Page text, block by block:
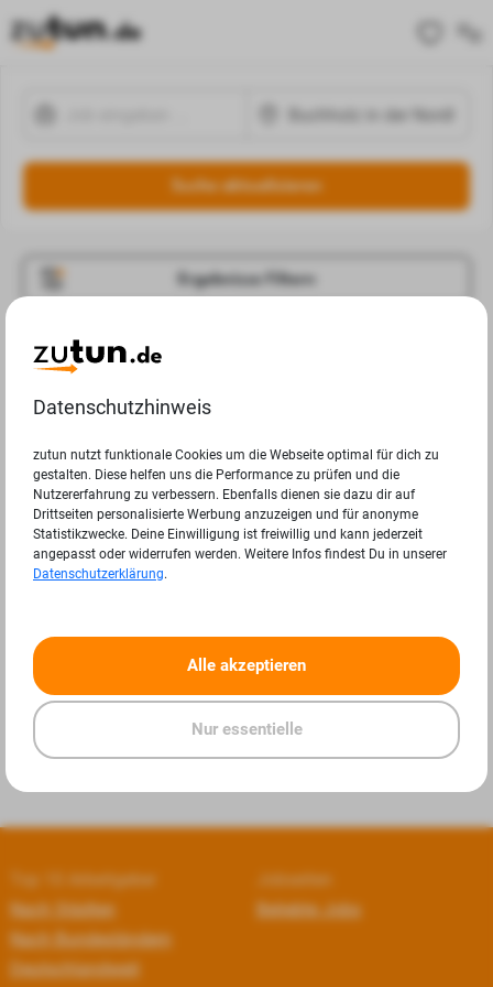
Suche aktualisieren
Ergebnisse Filtern
Jobangebote
leider keine Ergebnisse.
« »
Top 10 Arbeitgeber
Nach Städten
Nach Bundesländern
Deutschlandweit
Jobseiten
Beliebte Jobs
Datenschutzhinweis
zutun nutzt funktionale Cookies um die Webseite optimal für dich zu
gestalten. Diese helfen uns die Performance zu prüfen und die
Nutzererfahrung zu verbessern. Ebenfalls dienen sie dazu dir auf
Drittseiten personalisierte Werbung anzuzeigen und für anonyme
Statistikzwecke. Deine Einwilligung ist freiwillig und kann jederzeit
angepasst oder widerrufen werden. Weitere Infos findest Du in unserer
Datenschutzerklärung.
Alle akzeptieren
Nur essentielle